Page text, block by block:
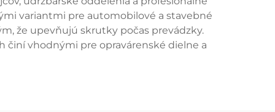
variantmi pre automobilové a stavebné
že upevňujú skrutky počas prevádzky.
činí vhodnými pre opravárenské dielne a